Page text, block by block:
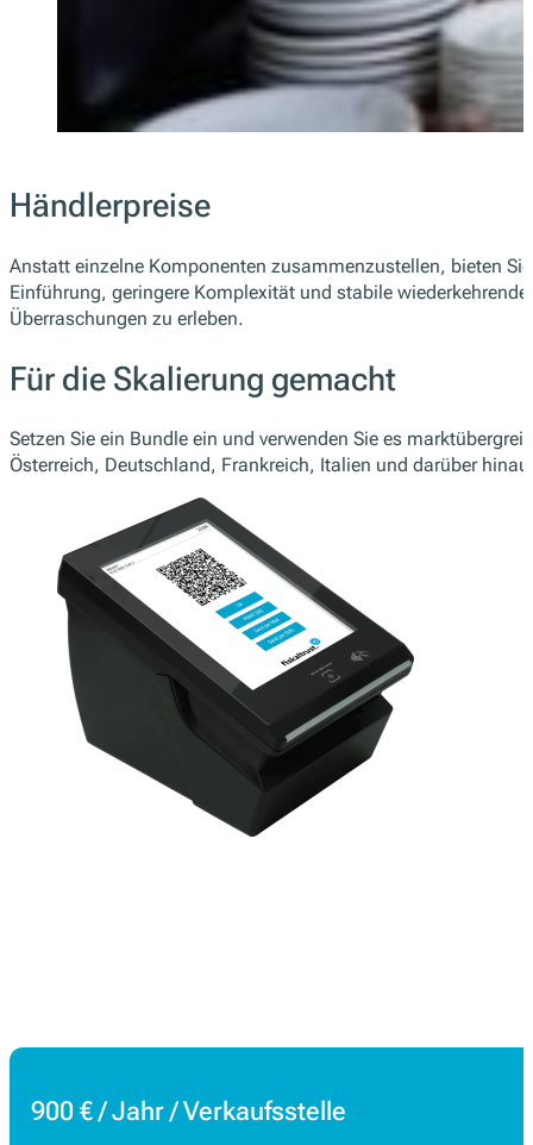
Händlerpreise
Anstatt einzelne Komponenten zusammenzustellen, bieten
Einführung, geringere Komplexität und stabile
Überraschungen zu erleben.
Für die Skalierung gemacht
Setzen Sie ein Bundle ein und verwenden Sie es
Österreich, Deutschland, Frankreich, Italien und darüber
900 € / Jahr / Verkaufsstelle